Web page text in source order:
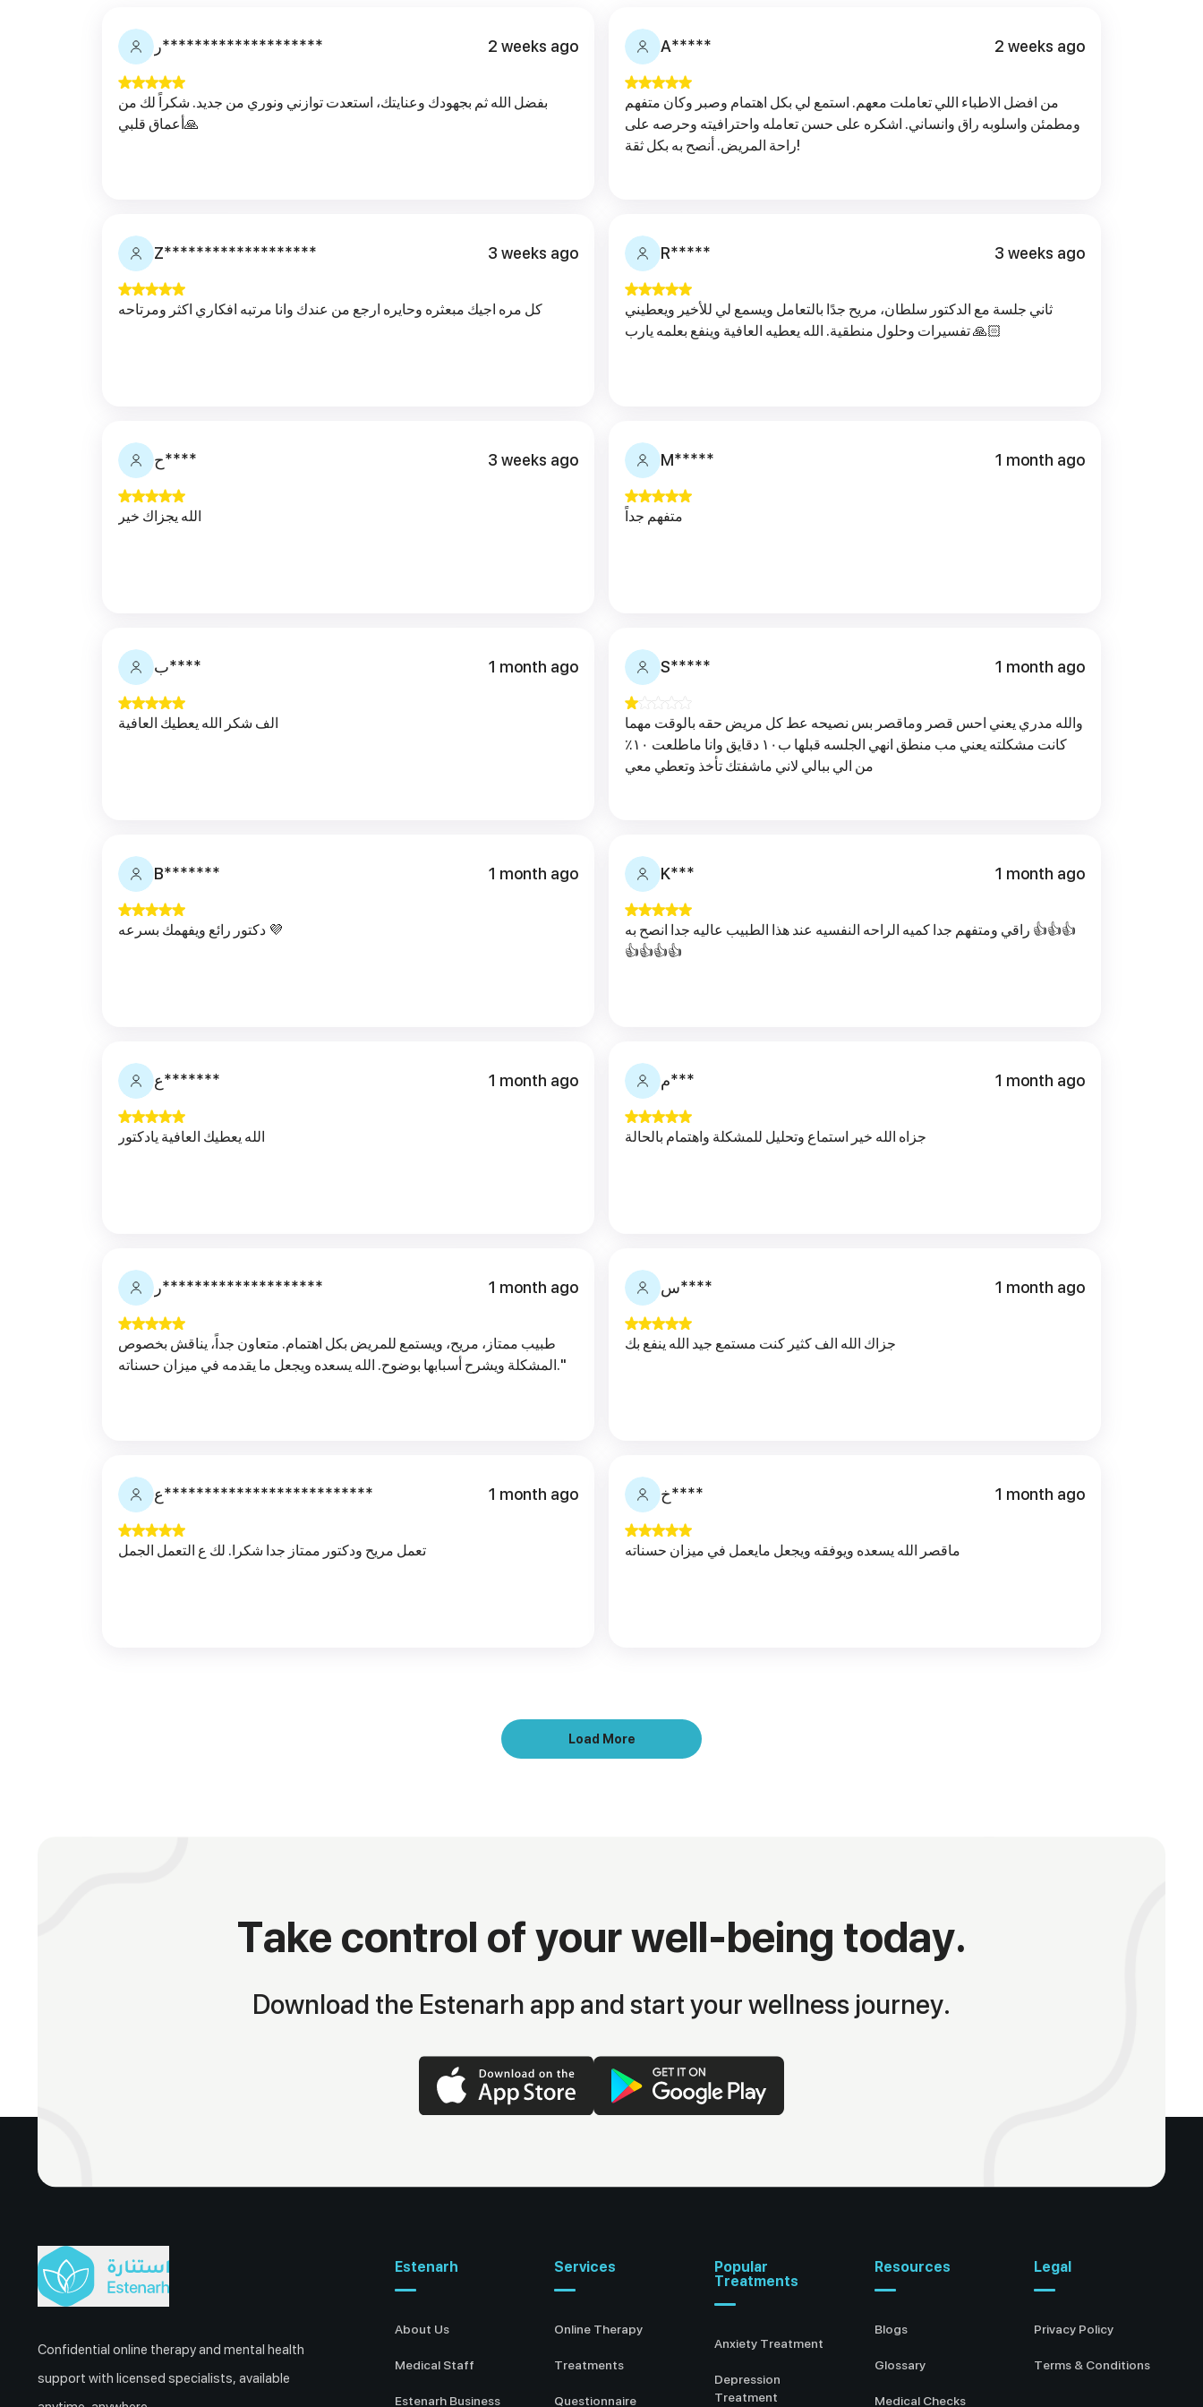
ر******************** 2 weeks ago
بفضل الله ثم بجهودك وعنايتك، استعدت توازني ونوري من جديد. شكراً لك من
أعماق قلبي🙏
A***** 2 weeks ago
من افضل الاطباء اللي تعاملت معهم. استمع لي بكل اهتمام وصبر وكان متفهم
ومطمئن واسلوبه راق وانساني. اشكره على حسن تعامله واحترافيته وحرصه على
راحة المريض. أنصح به بكل ثقة!
Z******************* 3 weeks ago
كل مره اجيك مبعثره وحايره ارجع من عندك وانا مرتبه افكاري اكثر ومرتاحه
R***** 3 weeks ago
ثاني جلسة مع الدكتور سلطان، مريح جدًا بالتعامل ويسمع لي للأخير ويعطيني
تفسيرات وحلول منطقية. الله يعطيه العافية وينفع بعلمه يارب 🙏🏻
ح**** 3 weeks ago
الله يجزاك خير
M***** 1 month ago
متفهم جداً
ب**** 1 month ago
الف شكر الله يعطيك العافية
S***** 1 month ago
والله مدري يعني احس قصر وماقصر بس نصيحه عط كل مريض حقه بالوقت مهما
كانت مشكلته يعني مب منطق انهي الجلسه قبلها ب١٠ دقايق وانا ماطلعت ١٠٪؜
من الي ببالي لاني ماشفتك تأخذ وتعطي معي
B******* 1 month ago
دكتور رائع ويفهمك بسرعه 💜
K*** 1 month ago
راقي ومتفهم جدا كميه الراحه النفسيه عند هذا الطبيب عاليه جدا انصح به 👍👍👍
👍👍👍👍
ع******* 1 month ago
الله يعطيك العافية يادكتور
م*** 1 month ago
جزاه الله خير استماع وتحليل للمشكلة واهتمام بالحالة
ر******************** 1 month ago
طبيب ممتاز، مريح، ويستمع للمريض بكل اهتمام. متعاون جداً، يناقش بخصوص
المشكلة ويشرح أسبابها بوضوح. الله يسعده ويجعل ما يقدمه في ميزان حسناته."
س**** 1 month ago
جزاك الله الف كثير كنت مستمع جيد الله ينفع بك
ع************************** 1 month ago
تعمل مريح ودكتور ممتاز جدا شكرا. لك ع التعمل الجمل
خ**** 1 month ago
ماقصر الله يسعده ويوفقه ويجعل مايعمل في ميزان حسناته
Load More
Take control of your well-being today.
Download the Estenarh app and start your wellness journey.
Confidential online therapy and mental health
support with licensed specialists, available
Estenarh
About Us
Medical Staff
Estenarh Business
Services
Online Therapy
Treatments
Questionnaire
Popular
Treatments
Anxiety Treatment
Depression
Treatment
Resources
Blogs
Glossary
Medical Checks
Legal
Privacy Policy
Terms & Conditions